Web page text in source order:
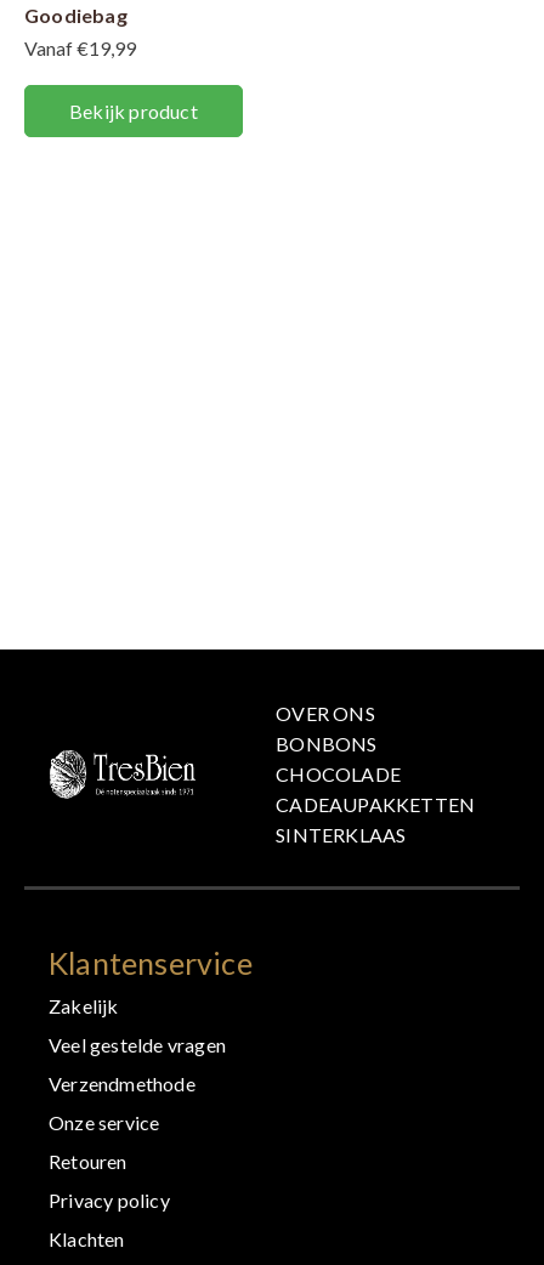
Goodiebag
Vanaf €19,99
Bekijk product
OVER ONS
BONBONS
CHOCOLADE
CADEAUPAKKETTEN
SINTERKLAAS
Klantenservice
Zakelijk
Veel gestelde vragen
Verzendmethode
Onze service
Retouren
Privacy policy
Klachten